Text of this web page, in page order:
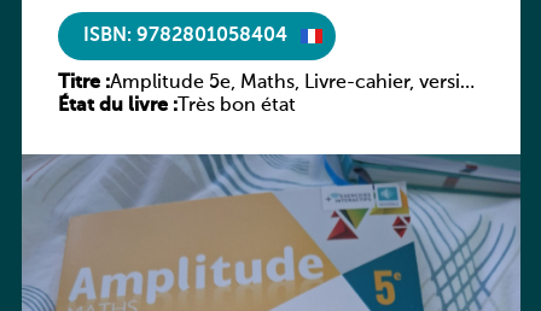
ISBN: 9782801058404
Titre :Amplitude 5e, Maths, Livre-cahier, version
luxembourgeoise
État du livre :Très bon état